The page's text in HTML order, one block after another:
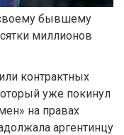
своему бывшему
миллионов
контрактных
уже покинул
на правах
аргентинцу